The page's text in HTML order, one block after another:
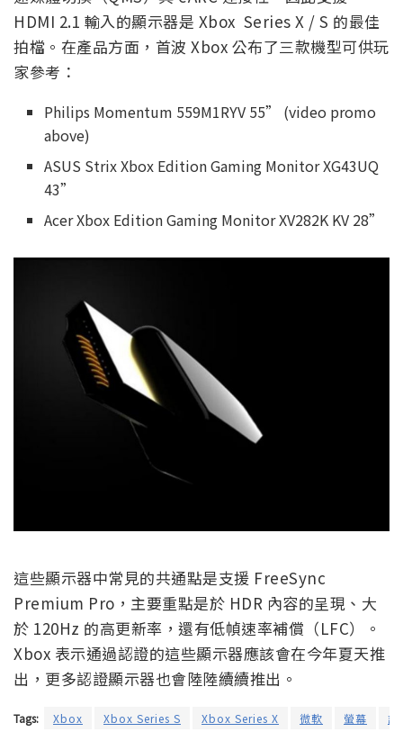
HDMI 2.1 輸入的顯示器是 Xbox Series X / S 的最佳
拍檔。在產品方面，首波 Xbox 公布了三款機型可供玩
家參考：
Philips Momentum 559M1RYV 55” (video promo
above)
ASUS Strix Xbox Edition Gaming Monitor XG43UQ
43”
Acer Xbox Edition Gaming Monitor XV282K KV 28”
這些顯示器中常見的共通點是支援 FreeSync
Premium Pro，主要重點是於 HDR 內容的呈現、大
於 120Hz 的高更新率，還有低幀速率補償（LFC）。
Xbox 表示通過認證的這些顯示器應該會在今年夏天推
出，更多認證顯示器也會陸陸續續推出。
Tags: Xbox Xbox Series S Xbox Series X 微軟 螢幕 認